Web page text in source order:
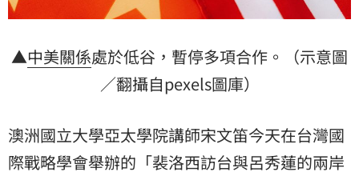
▲中美關係處於低谷，暫停多項合作。（示意圖
／翻攝自pexels圖庫）
澳洲國立大學亞太學院講師宋文笛今天在台灣國
際戰略學會舉辦的「裴洛西訪台與呂秀蓮的兩岸